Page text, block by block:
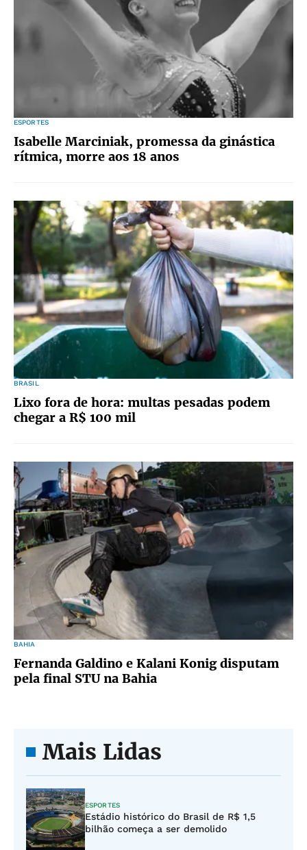
ESPORTES
Isabelle Marciniak, promessa da ginástica
rítmica, morre aos 18 anos
BRASIL
Lixo fora de hora: multas pesadas podem
chegar a R$ 100 mil
BAHIA
Fernanda Galdino e Kalani Konig disputam
pela final STU na Bahia
Mais Lidas
ESPORTES
Estádio histórico do Brasil de R$ 1,5
bilhão começa a ser demolido